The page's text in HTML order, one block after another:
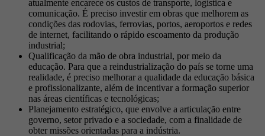
atualmente encarece os custos de transporte, logística e
comunicação. É preciso investir em obras que melhorem as
condições das rodovias, ferrovias, portos, aeroportos e redes
de internet, facilitando o rápido escoamento da produção
industrial;
Qualificação da mão de obra industrial, por meio da
educação. Para que a reindustrialização do país se torne uma
realidade, é preciso melhorar a qualidade da educação básica
e profissionalizante, além de incentivar a formação superior
nas áreas científicas e tecnológicas;
Planejamento estratégico, que envolve a articulação entre
governo, setor privado e a sociedade, com a finalidade de
obter missões orientadas para a indústria.